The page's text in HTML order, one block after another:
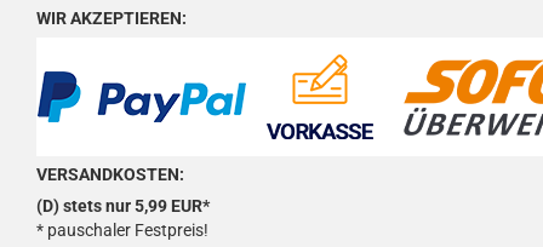
WIR AKZEPTIEREN:
VERSANDKOSTEN:
(D) stets nur 5,99 EUR*
* pauschaler Festpreis!